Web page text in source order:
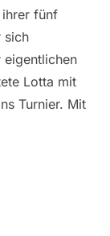
fünf
sich
eigentlichen
Lotta mit
Turnier. Mit